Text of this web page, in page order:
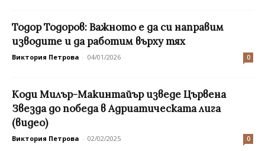
Тодор Тодоров: Важното е да си направим
изводите и да работим върху тях
Виктория Петрова - 04/01/2026 0
Коди Милър-Макинтайър изведе Цървена
Звезда до победа в Адриатическата лига
(видео)
Виктория Петрова - 02/02/2025 0